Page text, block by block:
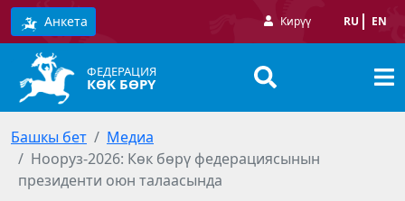
Анкета Кирүү RU EN
ФЕДЕРАЦИЯ
КӨК БӨРҮ
Башкы бет
Медиа
Нооруз-2026: Көк бөрү федерациясынын
президенти оюн талаасында